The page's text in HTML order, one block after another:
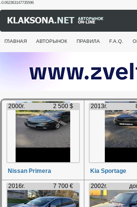
-0.062363147735596
ГЛАВНАЯ АВТОРЫНОК ПРАВИЛА F.A.Q.
2000г. 2 500 $
Nissan Primera
2013г.
Kia Sportage
2016г. 7 700 € 2002г.